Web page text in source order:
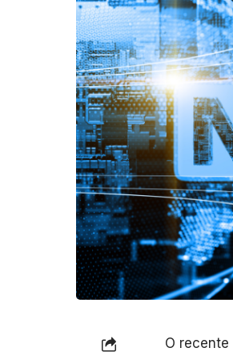
O